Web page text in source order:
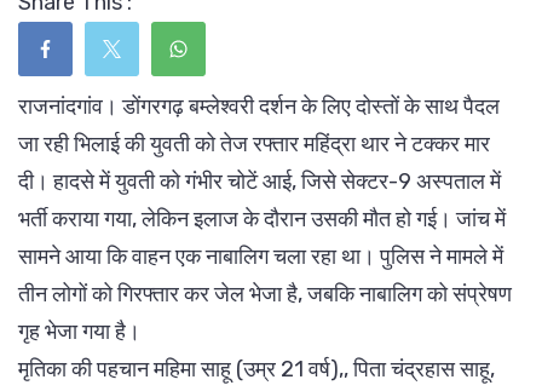
राजनांदगांव। डोंगरगढ़ बम्लेश्वरी दर्शन के लिए दोस्तों के साथ पैदल
जा रही भिलाई की युवती को तेज रफ्तार महिंद्रा थार ने टक्कर मार
दी। हादसे में युवती को गंभीर चोटें आई, जिसे सेक्टर-9 अस्पताल में
भर्ती कराया गया, लेकिन इलाज के दौरान उसकी मौत हो गई। जांच में
सामने आया कि वाहन एक नाबालिग चला रहा था। पुलिस ने मामले में
तीन लोगों को गिरफ्तार कर जेल भेजा है, जबकि नाबालिग को संप्रेषण
गृह भेजा गया है।
मृतिका की पहचान महिमा साहू (उम्र 21 वर्ष),, पिता चंद्रहास साहू,